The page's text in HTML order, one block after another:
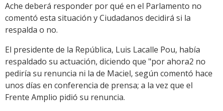
Ache deberá responder por qué en el Parlamento no
comentó esta situación y Ciudadanos decidirá si la
respalda o no.
El presidente de la República, Luis Lacalle Pou, había
respaldado su actuación, diciendo que "por ahora2 no
pediría su renuncia ni la de Maciel, según comentó hace
unos días en conferencia de prensa; a la vez que el
Frente Amplio pidió su renuncia.